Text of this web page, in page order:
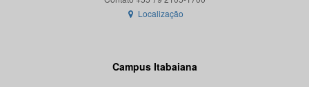
Localização
Campus Itabaiana